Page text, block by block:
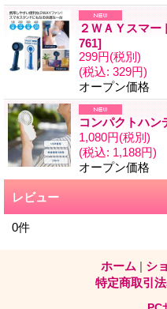
２ＷＡＹスマ
761]
299円(税別)
(税込: 329円)
オープン価格
コンパクトハン
1,080円(税別)
(税込: 1,188円)
オープン価格
レビュー
0件
ホーム | シ
特定商取引